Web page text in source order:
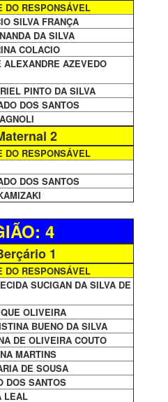
DO RESPONSÁVEL
SILVA FRANÇA
DA SILVA
COLACIO
ALEXANDRE AZEVEDO
PINTO DA SILVA
DOS SANTOS
2
DO RESPONSÁVEL
DOS SANTOS
4
1
DO RESPONSÁVEL
SUCIGAN DA SILVA DE
OLIVEIRA
BUENO DA SILVA
DE OLIVEIRA COUTO
MARTINS
DE SOUSA
DOS SANTOS
LEAL